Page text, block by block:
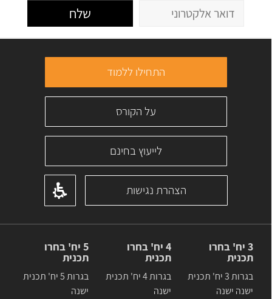
שלח
התחילו ללמוד
על הקורס
לייעוץ בחינם
הצהרת נגישות
3 יח' בחרו
תכנית
בגרות 3 יח' תכנית
ישנה ישנה
4 יח' בחרו
תכנית
בגרות 4 יח' תכנית
ישנה
5 יח' בחרו
תכנית
בגרות 5 יח' תכנית
ישנה